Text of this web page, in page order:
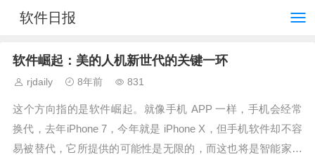
软件日报
软件崛起：美的人机新世代的关键一环
rjdaily 8年前 831
这个方向指的是软件崛起。就像手机 APP 一样，手机会经常
换代，去年iPhone 7，今年就是 iPhone X，但手机软件却不容
易被替代，它所提供的可能性是无限的，而这也将是智能家电